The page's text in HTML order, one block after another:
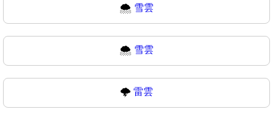
🌨️ 雪雲
🌨 雪雲
🌩️ 雷雲